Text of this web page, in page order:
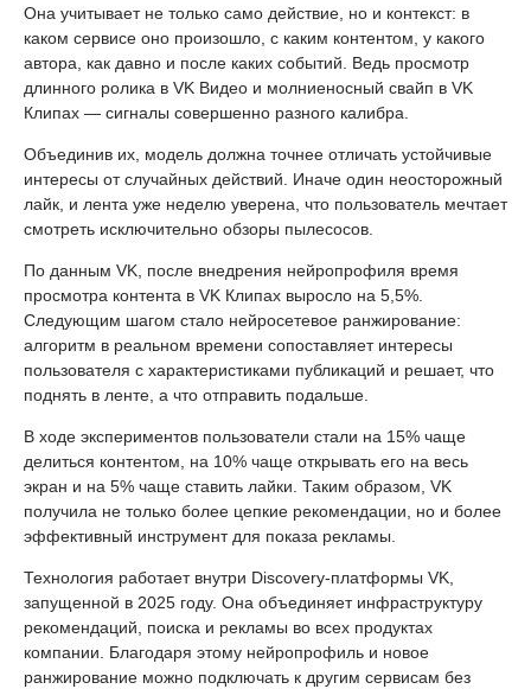
Она учитывает не только само действие, но и контекст: в
каком сервисе оно произошло, с каким контентом, у какого
автора, как давно и после каких событий. Ведь просмотр
длинного ролика в VK Видео и молниеносный свайп в VK
Клипах — сигналы совершенно разного калибра.
Объединив их, модель должна точнее отличать устойчивые
интересы от случайных действий. Иначе один неосторожный
лайк, и лента уже неделю уверена, что пользователь мечтает
смотреть исключительно обзоры пылесосов.
По данным VK, после внедрения нейропрофиля время
просмотра контента в VK Клипах выросло на 5,5%.
Следующим шагом стало нейросетевое ранжирование:
алгоритм в реальном времени сопоставляет интересы
пользователя с характеристиками публикаций и решает, что
поднять в ленте, а что отправить подальше.
В ходе экспериментов пользователи стали на 15% чаще
делиться контентом, на 10% чаще открывать его на весь
экран и на 5% чаще ставить лайки. Таким образом, VK
получила не только более цепкие рекомендации, но и более
эффективный инструмент для показа рекламы.
Технология работает внутри Discovery-платформы VK,
запущенной в 2025 году. Она объединяет инфраструктуру
рекомендаций, поиска и рекламы во всех продуктах
компании. Благодаря этому нейропрофиль и новое
ранжирование можно подключать к другим сервисам без